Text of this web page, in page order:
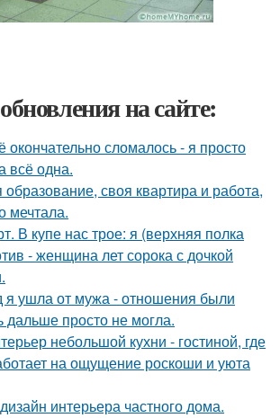
на сайте:
окончательно сломалось - я просто
всё одна.
своя квартира и работа,
мечтала.
В купе нас трое: я (верхняя полка
- женщина лет сорока с дочкой
я ушла от мужа - отношения были
дальше просто не могла.
небольшой кухни - гостиной, где
на ощущение роскоши и уюта
интерьера частного дома.